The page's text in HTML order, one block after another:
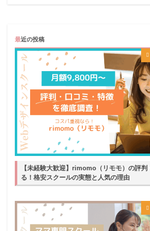
最近の投稿
【未経験大歓迎】rimomo（リモモ）の評判
る！格安スクールの実態と人気の理由